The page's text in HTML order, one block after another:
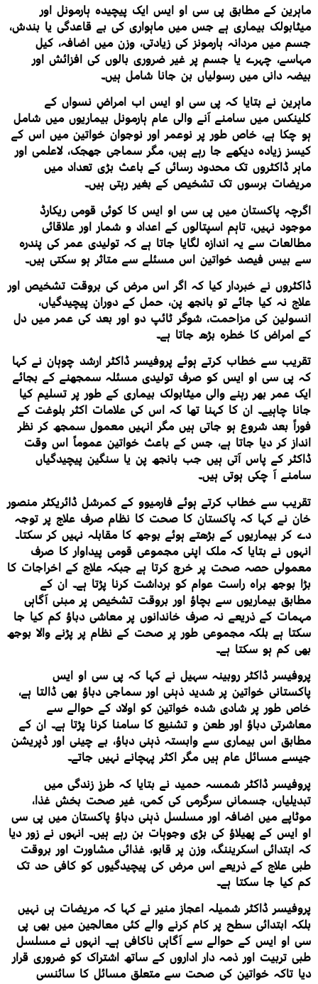
ماہرین کے مطابق پی سی او ایس ایک پیچیدہ ہارمونل اور
میٹابولک بیماری ہے جس میں ماہواری کی بے قاعدگی یا بندش،
جسم میں مردانہ ہارمونز کی زیادتی، وزن میں اضافہ، کیل
مہاسے، چہرے یا جسم پر غیر ضروری بالوں کی افزائش اور
بیضہ دانی میں رسولیاں بن جانا شامل ہیں۔
ماہرین نے بتایا کہ پی سی او ایس اب امراضِ نسواں کے
کلینکس میں سامنے آنے والی عام ہارمونل بیماریوں میں شامل
ہو چکا ہے، خاص طور پر نوعمر اور نوجوان خواتین میں اس کے
کیسز زیادہ دیکھے جا رہے ہیں، مگر سماجی جھجک، لاعلمی اور
ماہر ڈاکٹروں تک محدود رسائی کے باعث بڑی تعداد میں
مریضات برسوں تک تشخیص کے بغیر رہتی ہیں۔
اگرچہ پاکستان میں پی سی او ایس کا کوئی قومی ریکارڈ
موجود نہیں، تاہم اسپتالوں کے اعداد و شمار اور علاقائی
مطالعات سے یہ اندازہ لگایا جاتا ہے کہ تولیدی عمر کی پندرہ
سے بیس فیصد خواتین اس مسئلے سے متاثر ہو سکتی ہیں۔
ڈاکٹروں نے خبردار کیا کہ اگر اس مرض کی بروقت تشخیص اور
علاج نہ کیا جائے تو بانجھ پن، حمل کے دوران پیچیدگیاں،
انسولین کی مزاحمت، شوگر ٹائپ دو اور بعد کی عمر میں دل
کے امراض کا خطرہ بڑھ جاتا ہے۔
تقریب سے خطاب کرتے ہوئے پروفیسر ڈاکٹر ارشد چوہان نے کہا
کہ پی سی او ایس کو صرف تولیدی مسئلہ سمجھنے کے بجائے
ایک عمر بھر رہنے والی میٹابولک بیماری کے طور پر تسلیم کیا
جانا چاہیے۔ ان کا کہنا تھا کہ اس کی علامات اکثر بلوغت کے
فوراً بعد شروع ہو جاتی ہیں مگر انہیں معمول سمجھ کر نظر
انداز کر دیا جاتا ہے، جس کے باعث خواتین عموماً اس وقت
ڈاکٹر کے پاس آتی ہیں جب بانجھ پن یا سنگین پیچیدگیاں
سامنے آ چکی ہوتی ہیں۔
تقریب سے خطاب کرتے ہوئے فارمیوو کے کمرشل ڈائریکٹر منصور
خان نے کہا کہ پاکستان کا صحت کا نظام صرف علاج پر توجہ
دے کر بیماریوں کے بڑھتے ہوئے بوجھ کا مقابلہ نہیں کر سکتا۔
انہوں نے بتایا کہ ملک اپنی مجموعی قومی پیداوار کا صرف
معمولی حصہ صحت پر خرچ کرتا ہے جبکہ علاج کے اخراجات کا
بڑا بوجھ براہ راست عوام کو برداشت کرنا پڑتا ہے۔ ان کے
مطابق بیماریوں سے بچاؤ اور بروقت تشخیص پر مبنی آگاہی
مہمات کے ذریعے نہ صرف خاندانوں پر معاشی دباؤ کم کیا جا
سکتا ہے بلکہ مجموعی طور پر صحت کے نظام پر پڑنے والا بوجھ
بھی کم ہو سکتا ہے۔
پروفیسر ڈاکٹر روبینہ سہیل نے کہا کہ پی سی او ایس
پاکستانی خواتین پر شدید ذہنی اور سماجی دباؤ بھی ڈالتا ہے،
خاص طور پر شادی شدہ خواتین کو اولاد کے حوالے سے
معاشرتی دباؤ اور طعن و تشنیع کا سامنا کرنا پڑتا ہے۔ ان کے
مطابق اس بیماری سے وابستہ ذہنی دباؤ، بے چینی اور ڈپریشن
جیسے مسائل عام ہیں مگر اکثر پہچانے نہیں جاتے۔
پروفیسر ڈاکٹر شمسہ حمید نے بتایا کہ طرزِ زندگی میں
تبدیلیاں، جسمانی سرگرمی کی کمی، غیر صحت بخش غذا،
موٹاپے میں اضافہ اور مسلسل ذہنی دباؤ پاکستان میں پی سی
او ایس کے پھیلاؤ کی بڑی وجوہات بن رہے ہیں۔ انہوں نے زور دیا
کہ ابتدائی اسکریننگ، وزن پر قابو، غذائی مشاورت اور بروقت
طبی علاج کے ذریعے اس مرض کی پیچیدگیوں کو کافی حد تک
کم کیا جا سکتا ہے۔
پروفیسر ڈاکٹر شمیلہ اعجاز منیر نے کہا کہ مریضات ہی نہیں
بلکہ ابتدائی سطح پر کام کرنے والے کئی معالجین میں بھی پی
سی او ایس کے حوالے سے آگاہی ناکافی ہے۔ انہوں نے مسلسل
طبی تربیت اور ذمہ دار اداروں کے ساتھ اشتراک کو ضروری قرار
دیا تاکہ خواتین کی صحت سے متعلق مسائل کا سائنسی